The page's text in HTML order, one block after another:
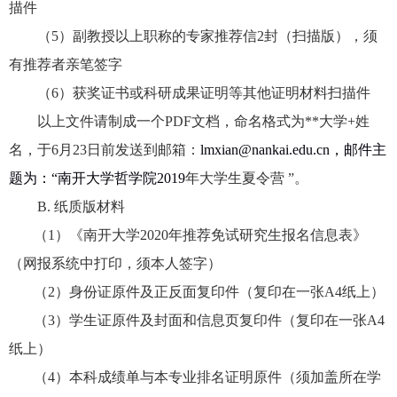
描件
（5）副教授以上职称的专家推荐信2封（扫描版），须
有推荐者亲笔签字
（6）获奖证书或科研成果证明等其他证明材料扫描件
以上文件请制成一个PDF文档，命名格式为**大学+姓
名， 于6月 23日前发送到邮箱： lmxian@nankai.edu.cn ，邮件主
题为：“南开大学哲学院2019年大学生夏令营 ”。
B. 纸质版材料
（1 ）《南开大学2020年推荐免试研究生报名信息表》
（网报系统中打印，须本人签字）
（2）身份证原件及正反面复印件（复印在一张A4纸上）
（3）学生证原件及封面和信息页复印件（复印在一张A4
纸上）
（4）本科成绩单与本专业排名证明原件（须加盖所在学